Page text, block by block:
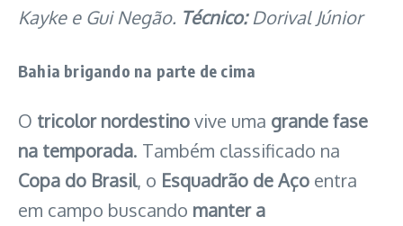
Kayke e Gui Negão. Técnico:Dorival Júnior
Bahia brigando na parte de cima
O tricolor nordestinovive uma grande fase
na temporada. Também classificado na
Copa do Brasil, o Esquadrão de Aço entra
em campo buscando manter a